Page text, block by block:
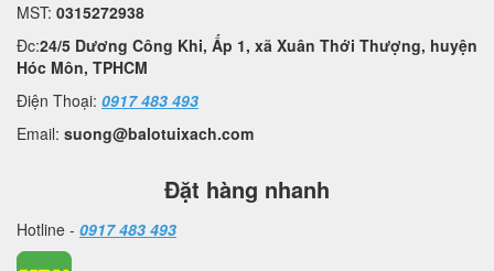
MST: 0315272938
Đc:24/5 Dương Công Khi, Ấp 1, xã Xuân Thới Thượng, huyện
Hóc Môn, TPHCM
Điện Thoại: 0917 483 493
Email: suong@balotuixach.com
Đặt hàng nhanh
Hotline - 0917 483 493